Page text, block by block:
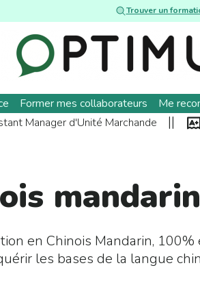
Trouver un
Former mes collaborateurs Me
Manager d'Unité Marchande ||
en Chinois Mandarin,
les bases de la langue